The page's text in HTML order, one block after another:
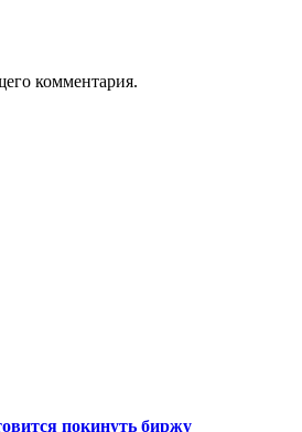
комментария.
покинуть биржу